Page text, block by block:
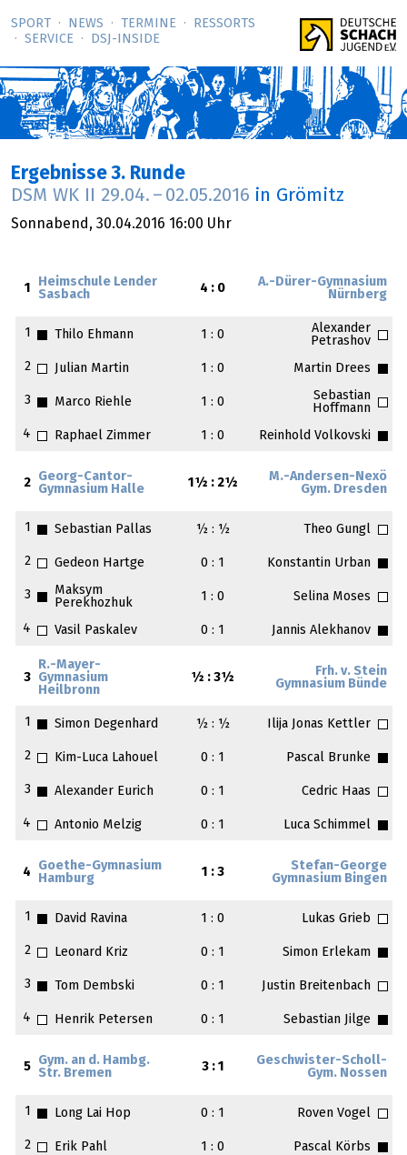
SPORT NEWS TERMINE
RESSORTS
SERVICE
DSJ-­INSIDE
Ergebnisse 3. Runde
DSM WK II 29.04. – 02.05.2016 in Grömitz
Sonnabend, 30.04.2016 16:00 Uhr
1
Heimschule Lender
Sasbach
4 : 0
A.-Dürer-Gymnasium
Nürnberg
1 Thilo Ehmann 1 : 0
Alexander
Petrashov
2
Julian Martin 1 : 0 Martin Drees
3 Marco Riehle 1 : 0
Sebastian
Hoffmann
4
Raphael Zimmer 1 : 0 Reinhold Volkovski
2
Georg-Cantor-
Gymnasium Halle
1½ : 2½
M.-Andersen-Nexö
Gym. Dresden
1 Sebastian Pallas ½ : ½ Theo Gungl
2 Gedeon Hartge 0 : 1 Konstantin Urban
3
Maksym
Perekhozhuk
1 : 0 Selina Moses
4 Vasil Paskalev 0 : 1 Jannis Alekhanov
3
R.-Mayer-
Gymnasium
Heilbronn
½ : 3½
Frh. v. Stein
Gymnasium Bünde
1 Simon Degenhard ½ : ½ Ilija Jonas Kettler
2 Kim-Luca Lahouel 0 : 1 Pascal Brunke
3 Alexander Eurich 0 : 1 Cedric Haas
4 Antonio Melzig 0 : 1 Luca Schimmel
4
Goethe-Gymnasium
Hamburg
1 : 3
Stefan-George
Gymnasium Bingen
1 David Ravina 1 : 0 Lukas Grieb
2 Leonard Kriz 0 : 1 Simon Erlekam
3 Tom Dembski 0 : 1 Justin Breitenbach
4 Henrik Petersen 0 : 1 Sebastian Jilge
5
Gym. an d. Hambg.
Str. Bremen
3 : 1
Geschwister-Scholl-
Gym. Nossen
1 Long Lai Hop 0 : 1 Roven Vogel
2 Erik Pahl 1 : 0 Pascal Körbs